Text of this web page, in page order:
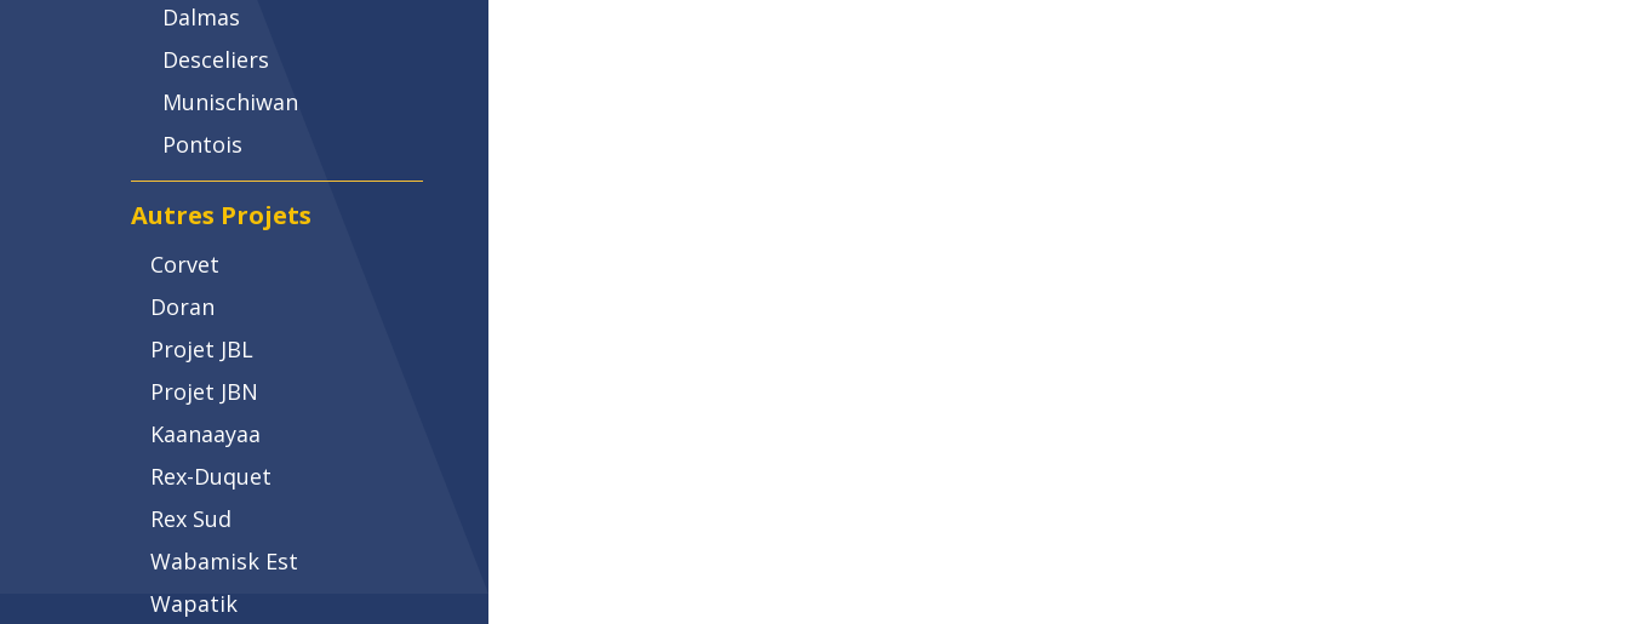
Dalmas
Desceliers
Munischiwan
Pontois
Autres Projets
Corvet
Doran
Projet JBL
Projet JBN
Kaanaayaa
Rex-Duquet
Rex Sud
Wabamisk Est
Wapatik